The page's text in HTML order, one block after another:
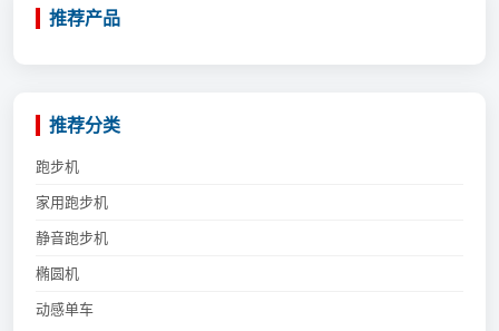
推荐产品
推荐分类
跑步机
家用跑步机
静音跑步机
椭圆机
动感单车